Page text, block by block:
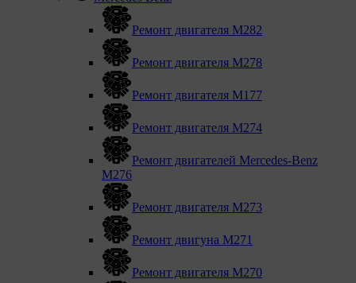
Ремонт двигателя М282
Ремонт двигателя М278
Ремонт двигателя М177
Ремонт двигателя М274
Ремонт двигателей Mercedes-Benz
M276
Ремонт двигателя М273
Ремонт двигуна М271
Ремонт двигателя М270